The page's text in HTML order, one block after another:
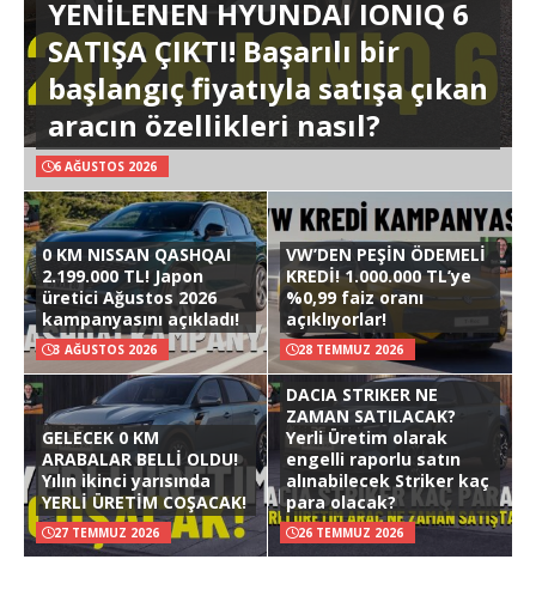
YENİLENEN HYUNDAI IONIQ 6
SATIŞA ÇIKTI! Başarılı bir
başlangıç fiyatıyla satışa çıkan
aracın özellikleri nasıl?
6 AĞUSTOS 2026
0 KM NISSAN QASHQAI
2.199.000 TL! Japon
üretici Ağustos 2026
kampanyasını açıkladı!
3 AĞUSTOS 2026
VW’DEN PEŞİN ÖDEMELİ
KREDİ! 1.000.000 TL’ye
%0,99 faiz oranı
açıklıyorlar!
28 TEMMUZ 2026
GELECEK 0 KM
ARABALAR BELLİ OLDU!
Yılın ikinci yarısında
YERLİ ÜRETİM COŞACAK!
27 TEMMUZ 2026
DACIA STRIKER NE
ZAMAN SATILACAK?
Yerli Üretim olarak
engelli raporlu satın
alınabilecek Striker kaç
para olacak?
26 TEMMUZ 2026